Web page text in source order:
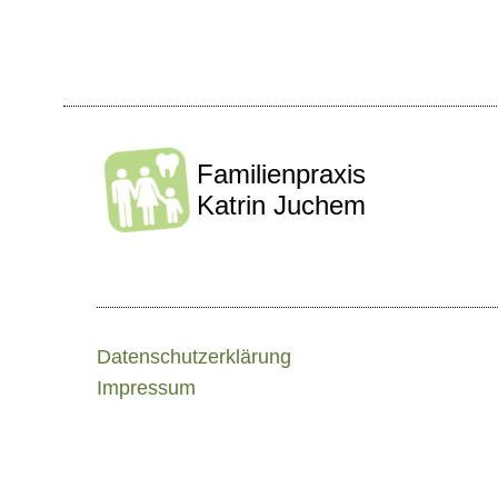
Familienpraxis
Katrin Juchem
Datenschutzerklärung
Impressum